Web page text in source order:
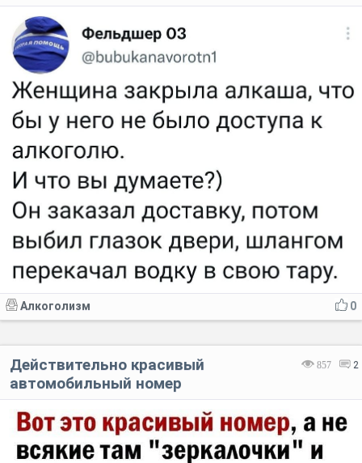
0
Алкоголизм
857 2
Действительно красивый
автомобильный номер